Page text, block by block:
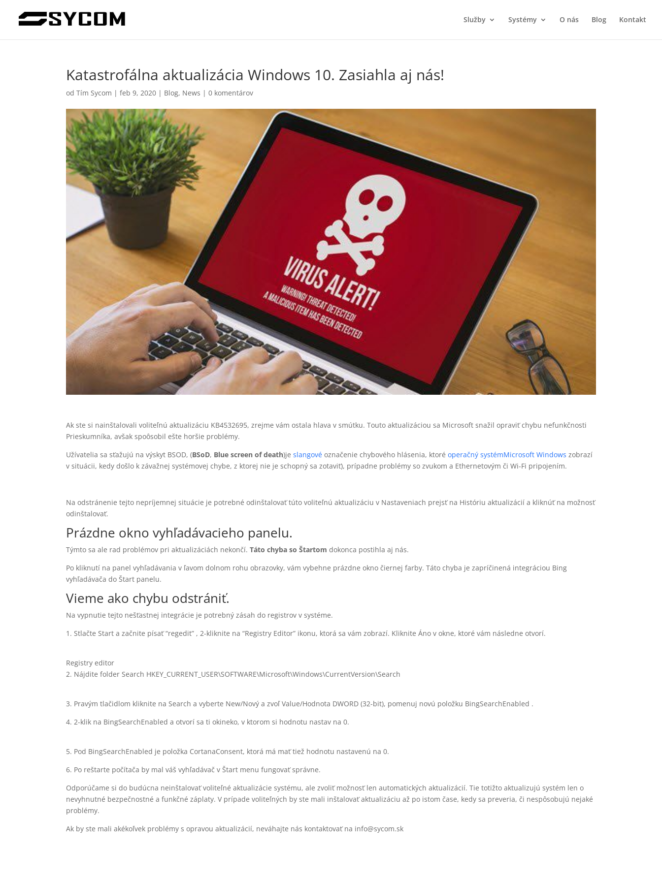
Služby Systémy O nás Blog Kontakt
Katastrofálna aktualizácia Windows 10. Zasiahla aj nás!
odTím Sycom |feb 9, 2020 | Blog, News |0 komentárov
Ak ste si nainštalovali voliteľnú aktualizáciu KB4532695, zrejme vám ostala hlava v smútku. Touto aktualizáciou sa Microsoft snažil opraviť chybu nefunkčnosti
Prieskumníka, avšak spoôsobil ešte horšie problémy.
Užívatelia sa sťažujú na výskyt BSOD, (BSoD, Blue screen of death)jeslangové označenie chybového hlásenia, ktoréoperačný systémMicrosoft Windows zobrazí
v situácii, kedy došlo k závažnej systémovej chybe, z ktorej nie je schopný sa zotaviť), prípadne problémy so zvukom a Ethernetovým či Wi-Fi pripojením.
Na odstránenie tejto nepríjemnej situácie je potrebné odinštalovať túto voliteľnú aktualizáciu v Nastaveniach prejsť na Históriu aktualizácií a kliknúť na možnosť
odinštalovať.
Prázdne okno vyhľadávacieho panelu.
Týmto sa ale rad problémov pri aktualizáciách nekončí.Táto chyba so Štartomdokonca postihla aj nás.
Po kliknutí na panel vyhľadávania v ľavom dolnom rohu obrazovky, vám vybehne prázdne okno čiernej farby. Táto chyba je zapríčinená integráciou Bing
vyhľadávača do Štart panelu.
Vieme ako chybu odstrániť.
Na vypnutie tejto nešťastnej integrácie je potrebný zásah do registrov v systéme.
1. Stlačte Start a začnite písať “regedit” , 2-kliknite na “Registry Editor” ikonu, ktorá sa vám zobrazí. Kliknite Áno v okne, ktoré vám následne otvorí.
Registry editor
2. Nájdite folder Search HKEY_CURRENT_USER\SOFTWARE\Microsoft\Windows\CurrentVersion\Search
3. Pravým tlačidlom kliknite na Search a vyberte New/Nový a zvoľ Value/Hodnota DWORD (32-bit), pomenuj novú položku BingSearchEnabled .
4. 2-klik na BingSearchEnabled a otvorí sa ti okineko, v ktorom si hodnotu nastav na 0.
5. Pod BingSearchEnabled je položka CortanaConsent, ktorá má mať tiež hodnotu nastavenú na 0.
6. Po reštarte počítača by mal váš vyhľadávač v Štart menu fungovať správne.
Odporúčame si do budúcna neinštalovať voliteľné aktualizácie systému, ale zvoliť možnosť len automatických aktualizácií. Tie totižto aktualizujú systém len o
nevyhnutné bezpečnostné a funkčné záplaty. V prípade voliteľných by ste mali inštalovať aktualizáciu až po istom čase, kedy sa preveria, či nespôsobujú nejaké
problémy.
Ak by ste mali akékoľvek problémy s opravou aktualizácií, neváhajte nás kontaktovať na info@sycom.sk